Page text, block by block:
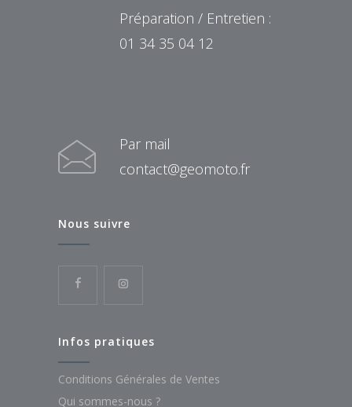
Préparation / Entretien :
01 34 35 04 12
Par mail
contact@geomoto.fr
Nous suivre
Infos pratiques
Conditions Générales de Ventes
Qui sommes-nous ?